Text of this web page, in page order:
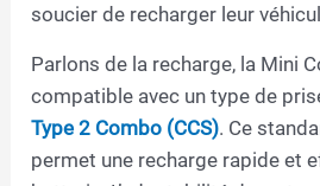
soucier de recharger leur
Parlons de la recharge, la Mini
compatible avec un type de
Type 2 Combo (CCS). Ce
permet une recharge rapide et